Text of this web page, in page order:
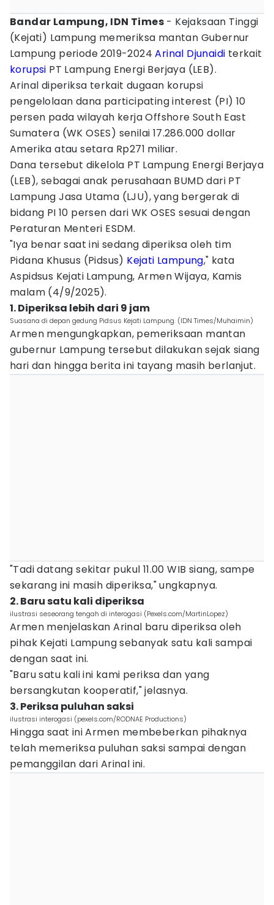
Bandar Lampung, IDN Times - Kejaksaan Tinggi
(Kejati) Lampung memeriksa mantan Gubernur
Lampung periode 2019-2024Arinal Djunaidi terkait
korupsi PT Lampung Energi Berjaya (LEB).
Arinal diperiksa terkait dugaan korupsi
pengelolaan dana participating interest (PI) 10
persen pada wilayah kerja Offshore South East
Sumatera (WK OSES) senilai 17.286.000 dollar
Amerika atau setara Rp271 miliar.
Dana tersebut dikelola PT Lampung Energi Berjaya
(LEB), sebagai anak perusahaan BUMD dari PT
Lampung Jasa Utama (LJU), yang bergerak di
bidang PI 10 persen dari WK OSES sesuai dengan
Peraturan Menteri ESDM.
"Iya benar saat ini sedang diperiksa oleh tim
Pidana Khusus (Pidsus) Kejati Lampung," kata
Aspidsus Kejati Lampung, Armen Wijaya, Kamis
malam (4/9/2025).
1. Diperiksa lebih dari 9 jam
Suasana di depan gedung Pidsus Kejati Lampung. (IDN Times/Muhaimin)
Armen mengungkapkan, pemeriksaan mantan
gubernur Lampung tersebut dilakukan sejak siang
hari dan hingga berita ini tayang masih berlanjut.
"Tadi datang sekitar pukul 11.00 WIB siang, sampe
sekarang ini masih diperiksa," ungkapnya.
2. Baru satu kali diperiksa
ilustrasi seseorang tengah di interogasi (Pexels.com/MartinLopez)
Armen menjelaskan Arinal baru diperiksa oleh
pihak Kejati Lampung sebanyak satu kali sampai
dengan saat ini.
"Baru satu kali ini kami periksa dan yang
bersangkutan kooperatif," jelasnya.
3. Periksa puluhan saksi
ilustrasi interogasi (pexels.com/RODNAE Productions)
Hingga saat ini Armen membeberkan pihaknya
telah memeriksa puluhan saksi sampai dengan
pemanggilan dari Arinal ini.